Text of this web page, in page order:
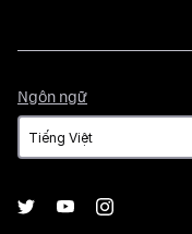
Ngôn ngữ
ngữ